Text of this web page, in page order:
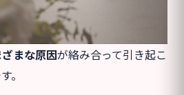
まな原因が絡み合って引き起こ
。